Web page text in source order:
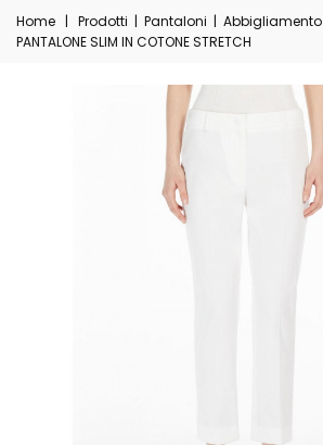
Home | Prodotti | Pantaloni | Abbigliamento
PANTALONE SLIM IN COTONE STRETCH